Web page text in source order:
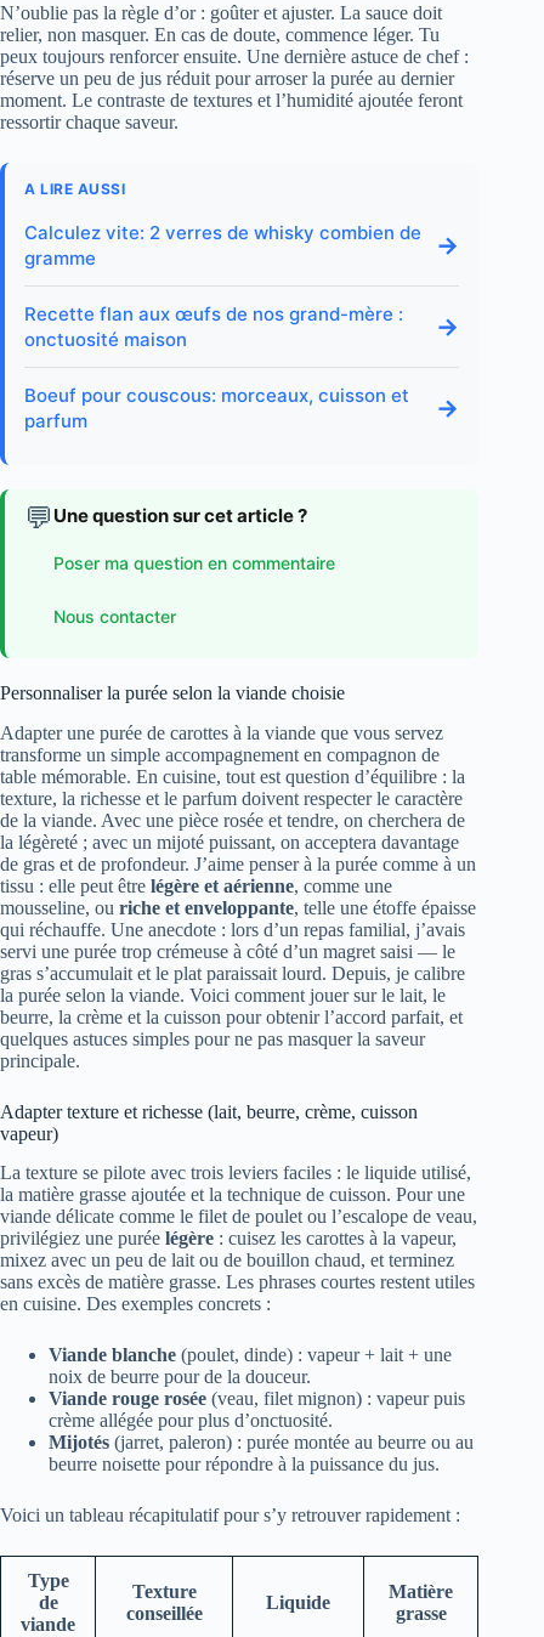
N’oublie pas la règle d’or : goûter et ajuster. La sauce doit
relier, non masquer. En cas de doute, commence léger. Tu
peux toujours renforcer ensuite. Une dernière astuce de chef :
réserve un peu de jus réduit pour arroser la purée au dernier
moment. Le contraste de textures et l’humidité ajoutée feront
ressortir chaque saveur.
A LIRE AUSSI
Calculez vite: 2 verres de whisky combien de
gramme
→
Recette flan aux œufs de nos grand-mère :
onctuosité maison
→
Boeuf pour couscous: morceaux, cuisson et
parfum
→
💬 Une question sur cet article ?
Poser ma question en commentaire
Nous contacter
Personnaliser la purée selon la viande choisie
Adapter une purée de carottes à la viande que vous servez
transforme un simple accompagnement en compagnon de
table mémorable. En cuisine, tout est question d’équilibre : la
texture, la richesse et le parfum doivent respecter le caractère
de la viande. Avec une pièce rosée et tendre, on cherchera de
la légèreté ; avec un mijoté puissant, on acceptera davantage
de gras et de profondeur. J’aime penser à la purée comme à un
tissu : elle peut être légère et aérienne, comme une
mousseline, ou riche et enveloppante, telle une étoffe épaisse
qui réchauffe. Une anecdote : lors d’un repas familial, j’avais
servi une purée trop crémeuse à côté d’un magret saisi — le
gras s’accumulait et le plat paraissait lourd. Depuis, je calibre
la purée selon la viande. Voici comment jouer sur le lait, le
beurre, la crème et la cuisson pour obtenir l’accord parfait, et
quelques astuces simples pour ne pas masquer la saveur
principale.
Adapter texture et richesse (lait, beurre, crème, cuisson
vapeur)
La texture se pilote avec trois leviers faciles : le liquide utilisé,
la matière grasse ajoutée et la technique de cuisson. Pour une
viande délicate comme le filet de poulet ou l’escalope de veau,
privilégiez une purée légère : cuisez les carottes à la vapeur,
mixez avec un peu de lait ou de bouillon chaud, et terminez
sans excès de matière grasse. Les phrases courtes restent utiles
en cuisine. Des exemples concrets :
Viande blanche (poulet, dinde) : vapeur + lait + une
noix de beurre pour de la douceur.
Viande rouge rosée (veau, filet mignon) : vapeur puis
crème allégée pour plus d’onctuosité.
Mijotés (jarret, paleron) : purée montée au beurre ou au
beurre noisette pour répondre à la puissance du jus.
Voici un tableau récapitulatif pour s’y retrouver rapidement :
Type
de
viande
Texture
conseillée
Liquide
Matière
grasse